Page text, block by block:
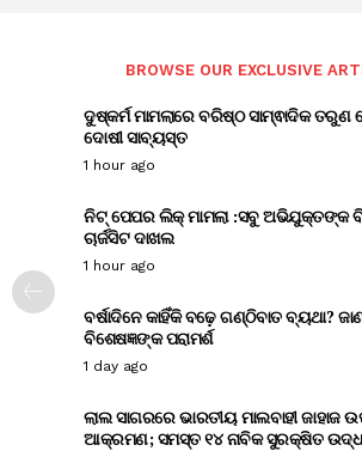
BROWSE OUR EXCLUSIVE
ଦୁଷ୍କର୍ମ ମାମଲାରେ ବରିଷ୍ଠ ସାମ୍ଵାଦିକ ତରୁଣ
ଦୋଷୀ ସାବ୍ୟସ୍ତ
1 hour ago
ନିଟ୍ ପେପର ଲିକ୍ ମାମଲା :ସବୁ ଅଭିଯୁକ୍ତଙ୍କ
ଚାର୍ଜସିଟ ଦାଖଲ
1 hour ago
ବର୍ଷାଦିନେ କାହିଁକି ବଢ଼େ ଗଣ୍ଠିବାତ ବ୍ୟଥା?
ବିଶେଷଜ୍ଞଙ୍କ ପରାମର୍ଶ
1 day ago
ଲାଲ ସାଗରରେ ଭାରତୀୟ ମାଲବାହୀ ଜାହାଜ
ଆକ୍ରମଣ; ସମସ୍ତ ୧୪ ନାବିକ ସୁରକ୍ଷିତ